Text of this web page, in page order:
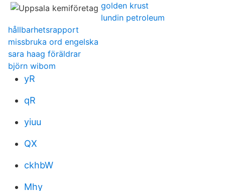
golden krust
lundin petroleum
hållbarhetsrapport
missbruka ord engelska
sara haag föräldrar
björn wibom
yR
qR
yiuu
QX
ckhbW
Mhy